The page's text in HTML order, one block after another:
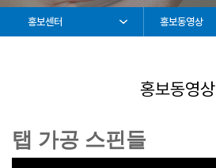
홍보센터 홍보동영상
홍보동영상
탭 가공 스핀들